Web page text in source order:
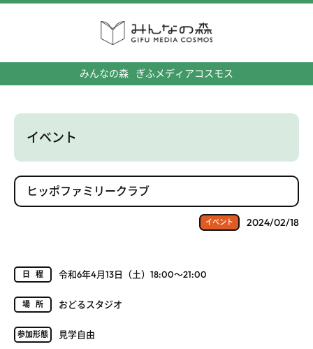
みんなの森 ぎふメディアコスモス
イベント
ヒッポファミリークラブ
イベント 2024/02/18
日程 令和6年4月13日（土）18:00～21:00
場所 おどるスタジオ
参加形態 見学自由